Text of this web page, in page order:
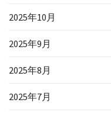
2025年10月
2025年9月
2025年8月
2025年7月